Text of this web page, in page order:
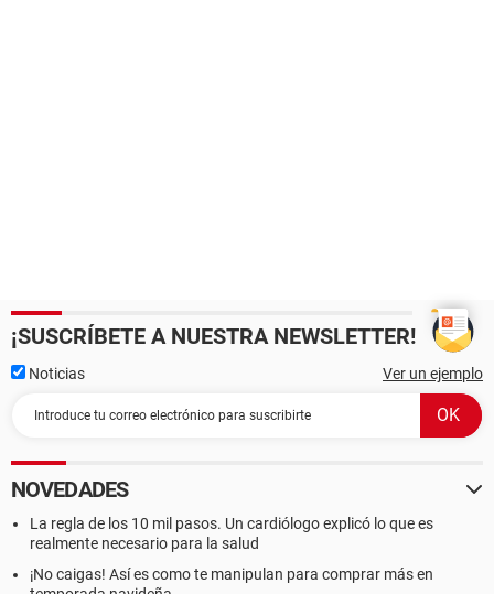
¡SUSCRÍBETE A NUESTRA NEWSLETTER!
Noticias Ver un ejemplo
NOVEDADES
La regla de los 10 mil pasos. Un cardiólogo explicó lo que es
realmente necesario para la salud
¡No caigas! Así es como te manipulan para comprar más en